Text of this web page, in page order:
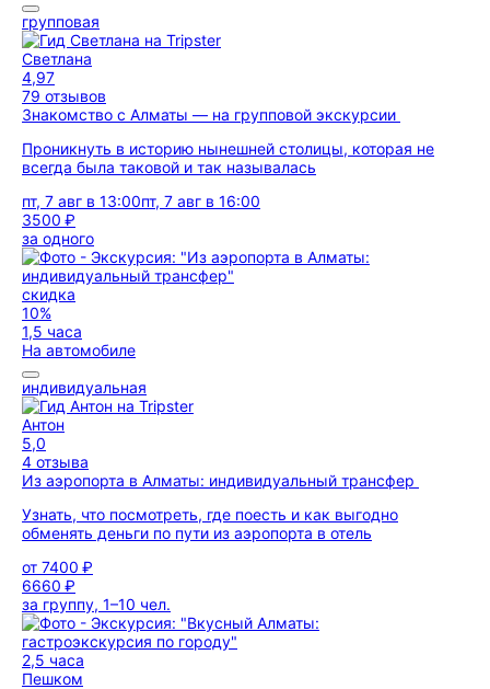
групповая
Светлана
4,97
79 отзывов
Знакомство с Алматы — на групповой экскурсии
Проникнуть в историю нынешней столицы, которая не
всегда была таковой и так называлась
пт, 7 авг в 13:00пт, 7 авг в 16:00
3500 ₽
за одного
скидка
10%
1,5 часа
На автомобиле
индивидуальная
Антон
5,0
4 отзыва
Из аэропорта в Алматы: индивидуальный трансфер
Узнать, что посмотреть, где поесть и как выгодно
обменять деньги по пути из аэропорта в отель
от 7400 ₽
6660 ₽
за группу, 1–10 чел.
2,5 часа
Пешком